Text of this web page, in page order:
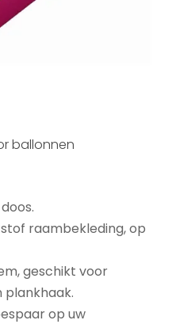
ballonnen
raambekleding, op
geschikt voor
plankhaak.
op uw